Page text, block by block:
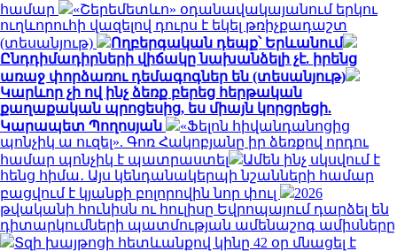
համար
«Շերեմետևո» օդանավակայանում երկու
ուղևորուհի վազելով դուրս է եկել թռիչքադաշտ
(տեսանյութ)
Ողբերգական դեպք՝ Երևանում
Ընդդիմադիրների վիճակը նախանձելի չէ. իրենց
առաջ փորձառու դեմագոգներ են (տեսանյութ)
Կարևոր չի ով ինչ ձեռք բերեց հերթական
քաղաքական պրոցեսից, ես միայն կորցրեցի.
Կարապետ Պողոսյան
«Ֆելոն հիվանդանոցից
պոնչիկ ա ուզել». Գոռ Հակոբյանը իր ձեռքով որդու
համար պոնչիկ է պատրաստել
Ամեն ինչ սկսվում է
հենց հիմա․ Այս կենդանակերպի նշանների համար
բացվում է կյանքի բոլորովին նոր փուլ
2026
թվականի հունիսն ու հուլիսը Եվրոպայում դարձել են
դիտարկումների պատմության ամենաշոգ ամիսները
Տզի խայթոցի հետևանքով կինը 42 օր մնացել է